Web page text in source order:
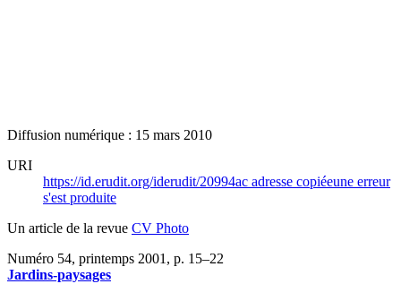
Diffusion numérique : 15 mars 2010
URI
https://id.erudit.org/iderudit/20994ac adresse copiéeune erreur
s'est produite
Un article de la revue CV Photo
Numéro 54, printemps 2001 , p. 15–22
Jardins-paysages